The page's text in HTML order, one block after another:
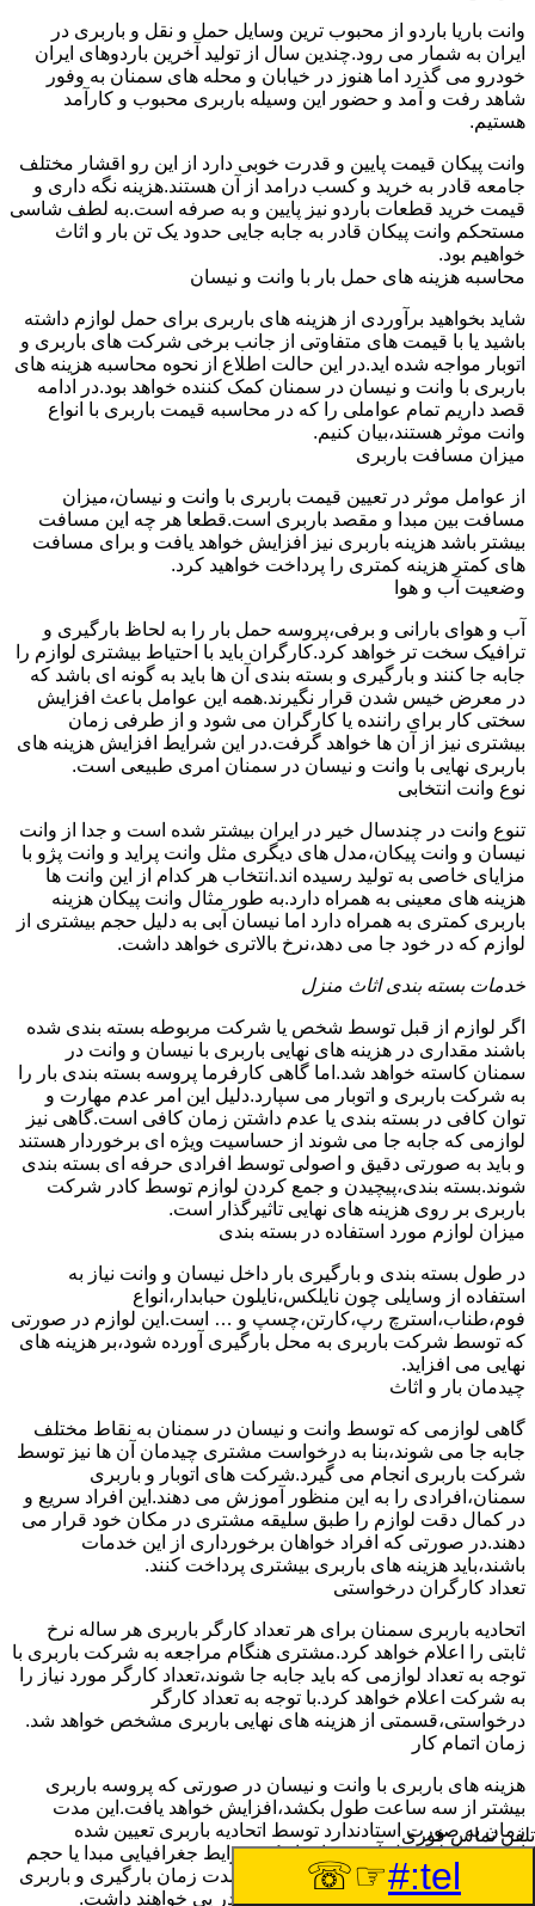
وانت باریا باردو از محبوب ترین وسایل حمل و نقل و باربری در
ایران به شمار می رود.چندین سال از تولید آخرین باردوهای ایران
خودرو می گذرد اما هنوز در خیابان و محله های سمنان به وفور
شاهد رفت و آمد و حضور این وسیله باربری محبوب و کارآمد
هستیم.
وانت پیکان قیمت پایین و قدرت خوبی دارد از این رو اقشار مختلف
جامعه قادر به خرید و کسب درامد از آن هستند.هزینه نگه داری و
قیمت خرید قطعات باردو نیز پایین و به صرفه است.به لطف شاسی
مستحکم وانت پیکان قادر به جابه جایی حدود یک تن بار و اثاث
خواهیم بود.
محاسبه هزینه های حمل بار با وانت و نیسان
شاید بخواهید برآوردی از هزینه های باربری برای حمل لوازم داشته
باشید یا با قیمت های متفاوتی از جانب برخی شرکت های باربری و
اتوبار مواجه شده اید.در این حالت اطلاع از نحوه محاسبه هزینه های
باربری با وانت و نیسان در سمنان کمک کننده خواهد بود.در ادامه
قصد داریم تمام عواملی را که در محاسبه قیمت باربری با انواع
وانت موثر هستند،بیان کنیم.
میزان مسافت باربری
از عوامل موثر در تعیین قیمت باربری با وانت و نیسان،میزان
مسافت بین مبدا و مقصد باربری است.قطعا هر چه این مسافت
بیشتر باشد هزینه باربری نیز افزایش خواهد یافت و برای مسافت
های کمتر هزینه کمتری را پرداخت خواهید کرد.
وضعیت آب و هوا
آب و هوای بارانی و برفی،پروسه حمل بار را به لحاظ بارگیری و
ترافیک سخت تر خواهد کرد.کارگران باید با احتیاط بیشتری لوازم را
جابه جا کنند و بارگیری و بسته بندی آن ها باید به گونه ای باشد که
در معرض خیس شدن قرار نگیرند.همه این عوامل باعث افزایش
سختی کار برای راننده یا کارگران می شود و از طرفی زمان
بیشتری نیز از آن ها خواهد گرفت.در این شرایط افزایش هزینه های
باربری نهایی با وانت و نیسان در سمنان امری طبیعی است.
نوع وانت انتخابی
تنوع وانت در چندسال خیر در ایران بیشتر شده است و جدا از وانت
نیسان و وانت پیکان،مدل های دیگری مثل وانت پراید و وانت پژو با
مزایای خاصی به تولید رسیده اند.انتخاب هر کدام از این وانت ها
هزینه های معینی به همراه دارد.به طور مثال وانت پیکان هزینه
باربری کمتری به همراه دارد اما نیسان آبی به دلیل حجم بیشتری از
لوازم که در خود جا می دهد،نرخ بالاتری خواهد داشت.
خدمات بسته بندی اثاث منزل
اگر لوازم از قبل توسط شخص یا شرکت مربوطه بسته بندی شده
باشند مقداری در هزینه های نهایی باربری با نیسان و وانت در
سمنان کاسته خواهد شد.اما گاهی کارفرما پروسه بسته بندی بار را
به شرکت باربری و اتوبار می سپارد.دلیل این امر عدم مهارت و
توان کافی در بسته بندی یا عدم داشتن زمان کافی است.گاهی نیز
لوازمی که جابه جا می شوند از حساسیت ویژه ای برخوردار هستند
و باید به صورتی دقیق و اصولی توسط افرادی حرفه ای بسته بندی
شوند.بسته بندی،پیچیدن و جمع کردن لوازم توسط کادر شرکت
باربری بر روی هزینه های نهایی تاثیرگذار است.
میزان لوازم مورد استفاده در بسته بندی
در طول بسته بندی و بارگیری بار داخل نیسان و وانت نیاز به
استفاده از وسایلی چون نایلکس،نایلون حبابدار،انواع
فوم،طناب،استرچ رپ،کارتن،چسپ و … است.این لوازم در صورتی
که توسط شرکت باربری به محل بارگیری آورده شود،بر هزینه های
نهایی می افزاید.
چیدمان بار و اثاث
گاهی لوازمی که توسط وانت و نیسان در سمنان به نقاط مختلف
جابه جا می شوند،بنا به درخواست مشتری چیدمان آن ها نیز توسط
شرکت باربری انجام می گیرد.شرکت های اتوبار و باربری
سمنان،افرادی را به این منظور آموزش می دهند.این افراد سریع و
در کمال دقت لوازم را طبق سلیقه مشتری در مکان خود قرار می
دهند.در صورتی که افراد خواهان برخورداری از این خدمات
باشند،باید هزینه های باربری بیشتری پرداخت کنند.
تعداد کارگران درخواستی
اتحادیه باربری سمنان برای هر تعداد کارگر باربری هر ساله نرخ
ثابتی را اعلام خواهد کرد.مشتری هنگام مراجعه به شرکت باربری با
توجه به تعداد لوازمی که باید جابه جا شوند،تعداد کارگر مورد نیاز را
به شرکت اعلام خواهد کرد.با توجه به تعداد کارگر
درخواستی،قسمتی از هزینه های نهایی باربری مشخص خواهد شد.
زمان اتمام کار
هزینه های باربری با وانت و نیسان در صورتی که پروسه باربری
بیشتر از سه ساعت طول بکشد،افزایش خواهد یافت.این مدت
زمان به صورت استادندارد توسط اتحادیه باربری تعیین شده
است.عواملی مثل آب وهوا،ترافیک،شرایط جغرافیایی مبدا یا حجم
زیاد لوازم ممکن است باعث افزایش مدت زمان بارگیری و باربری
شوند که افزایش هزینه های باربری را در پی خواهند داشت.
تلفن تماس فوری
tel:#
☞☏